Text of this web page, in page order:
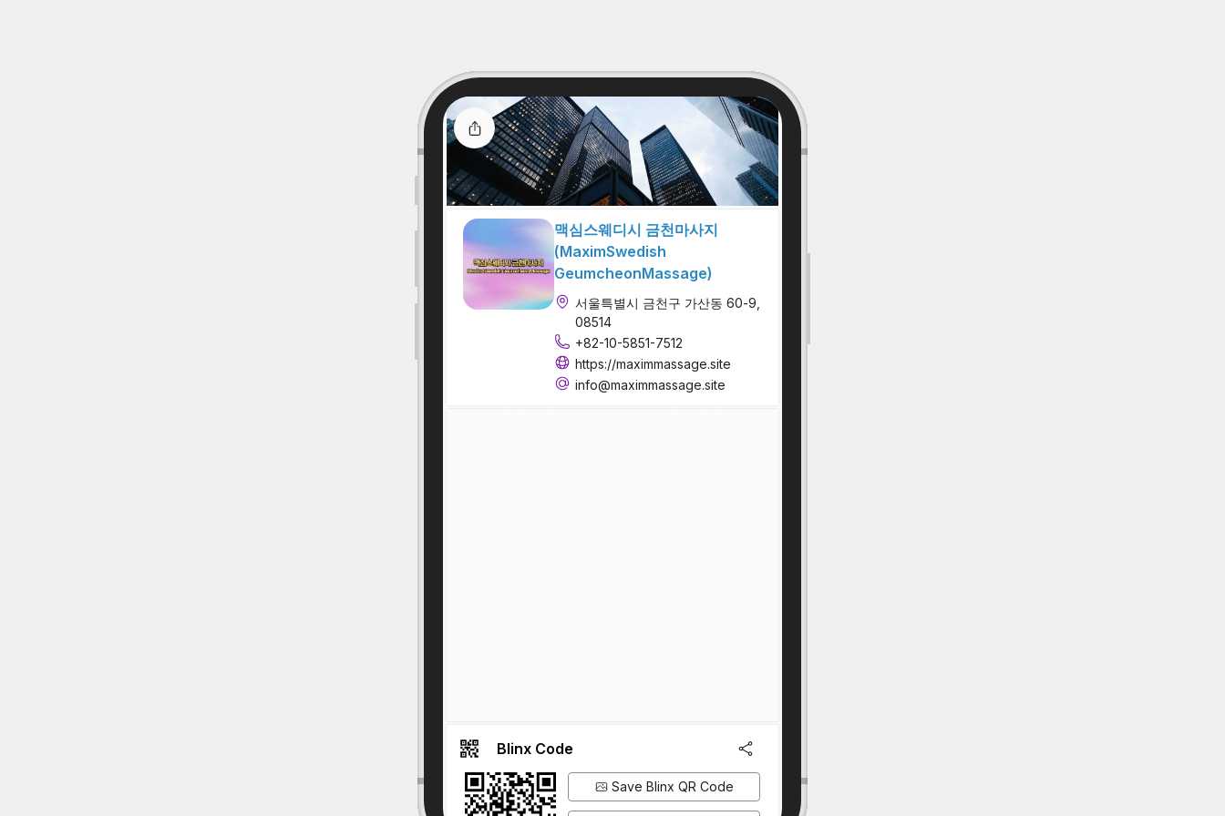
맥심스웨디시 금천마사지
(MaximSwedish
GeumcheonMassage)
서울특별시 금천구 가산동 60-9,
08514
+82-10-5851-7512
https://maximmassage.site
info@maximmassage.site
Blinx Code
Save Blinx QR Code